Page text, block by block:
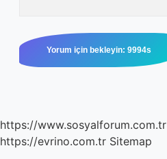
https://www.sosyalforum.com.tr
https://evrino.com.tr Sitemap